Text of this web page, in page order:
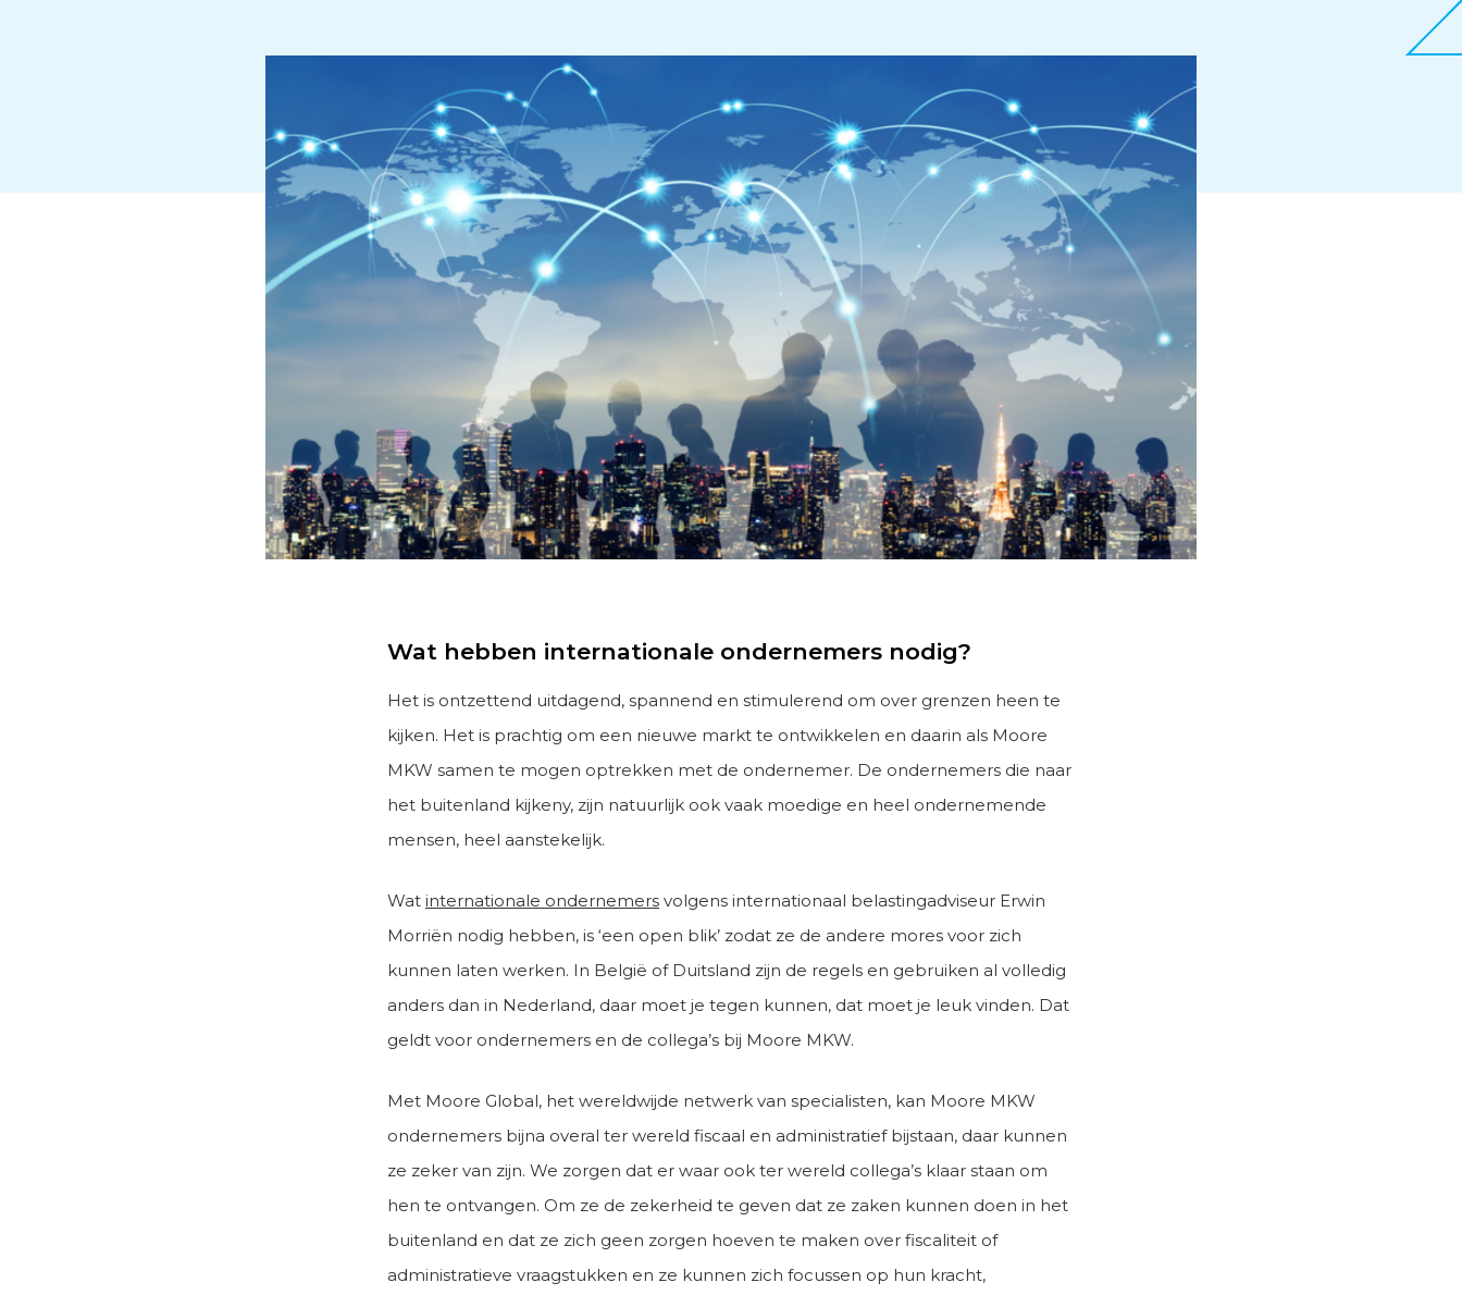
Wat hebben internationale ondernemers nodig?
Het is ontzettend uitdagend, spannend en stimulerend om over grenzen heen te
kijken. Het is prachtig om een nieuwe markt te ontwikkelen en daarin als Moore
MKW samen te mogen optrekken met de ondernemer. De ondernemers die naar
het buitenland kijkeny, zijn natuurlijk ook vaak moedige en heel ondernemende
mensen, heel aanstekelijk.
Wat internationale ondernemers volgens internationaal belastingadviseur Erwin
Morriën nodig hebben, is ‘een open blik’ zodat ze de andere mores voor zich
kunnen laten werken. In België of Duitsland zijn de regels en gebruiken al volledig
anders dan in Nederland, daar moet je tegen kunnen, dat moet je leuk vinden. Dat
geldt voor ondernemers en de collega’s bij Moore MKW.
Met Moore Global, het wereldwijde netwerk van specialisten, kan Moore MKW
ondernemers bijna overal ter wereld fiscaal en administratief bijstaan, daar kunnen
ze zeker van zijn. We zorgen dat er waar ook ter wereld collega’s klaar staan om
hen te ontvangen. Om ze de zekerheid te geven dat ze zaken kunnen doen in het
buitenland en dat ze zich geen zorgen hoeven te maken over fiscaliteit of
administratieve vraagstukken en ze kunnen zich focussen op hun kracht,